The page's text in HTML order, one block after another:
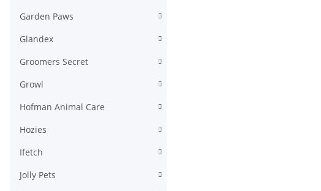
Garden Paws
Glandex
Groomers Secret
Growl
Hofman Animal Care
Hozies
Ifetch
Jolly Pets